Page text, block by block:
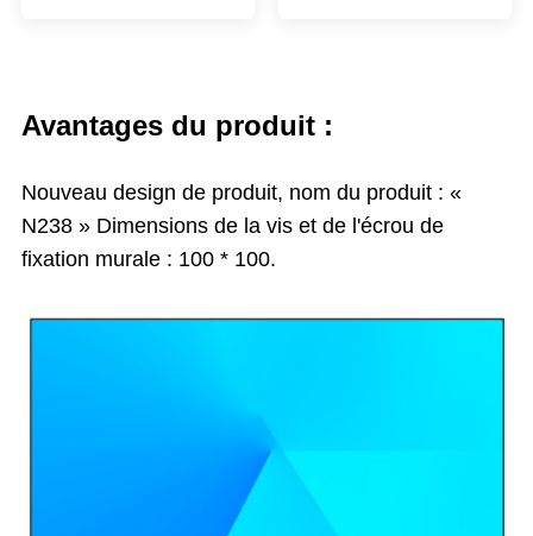
Avantages du produit :
Nouveau design de produit, nom du produit : «
N238 » Dimensions de la vis et de l'écrou de
fixation murale : 100 * 100.